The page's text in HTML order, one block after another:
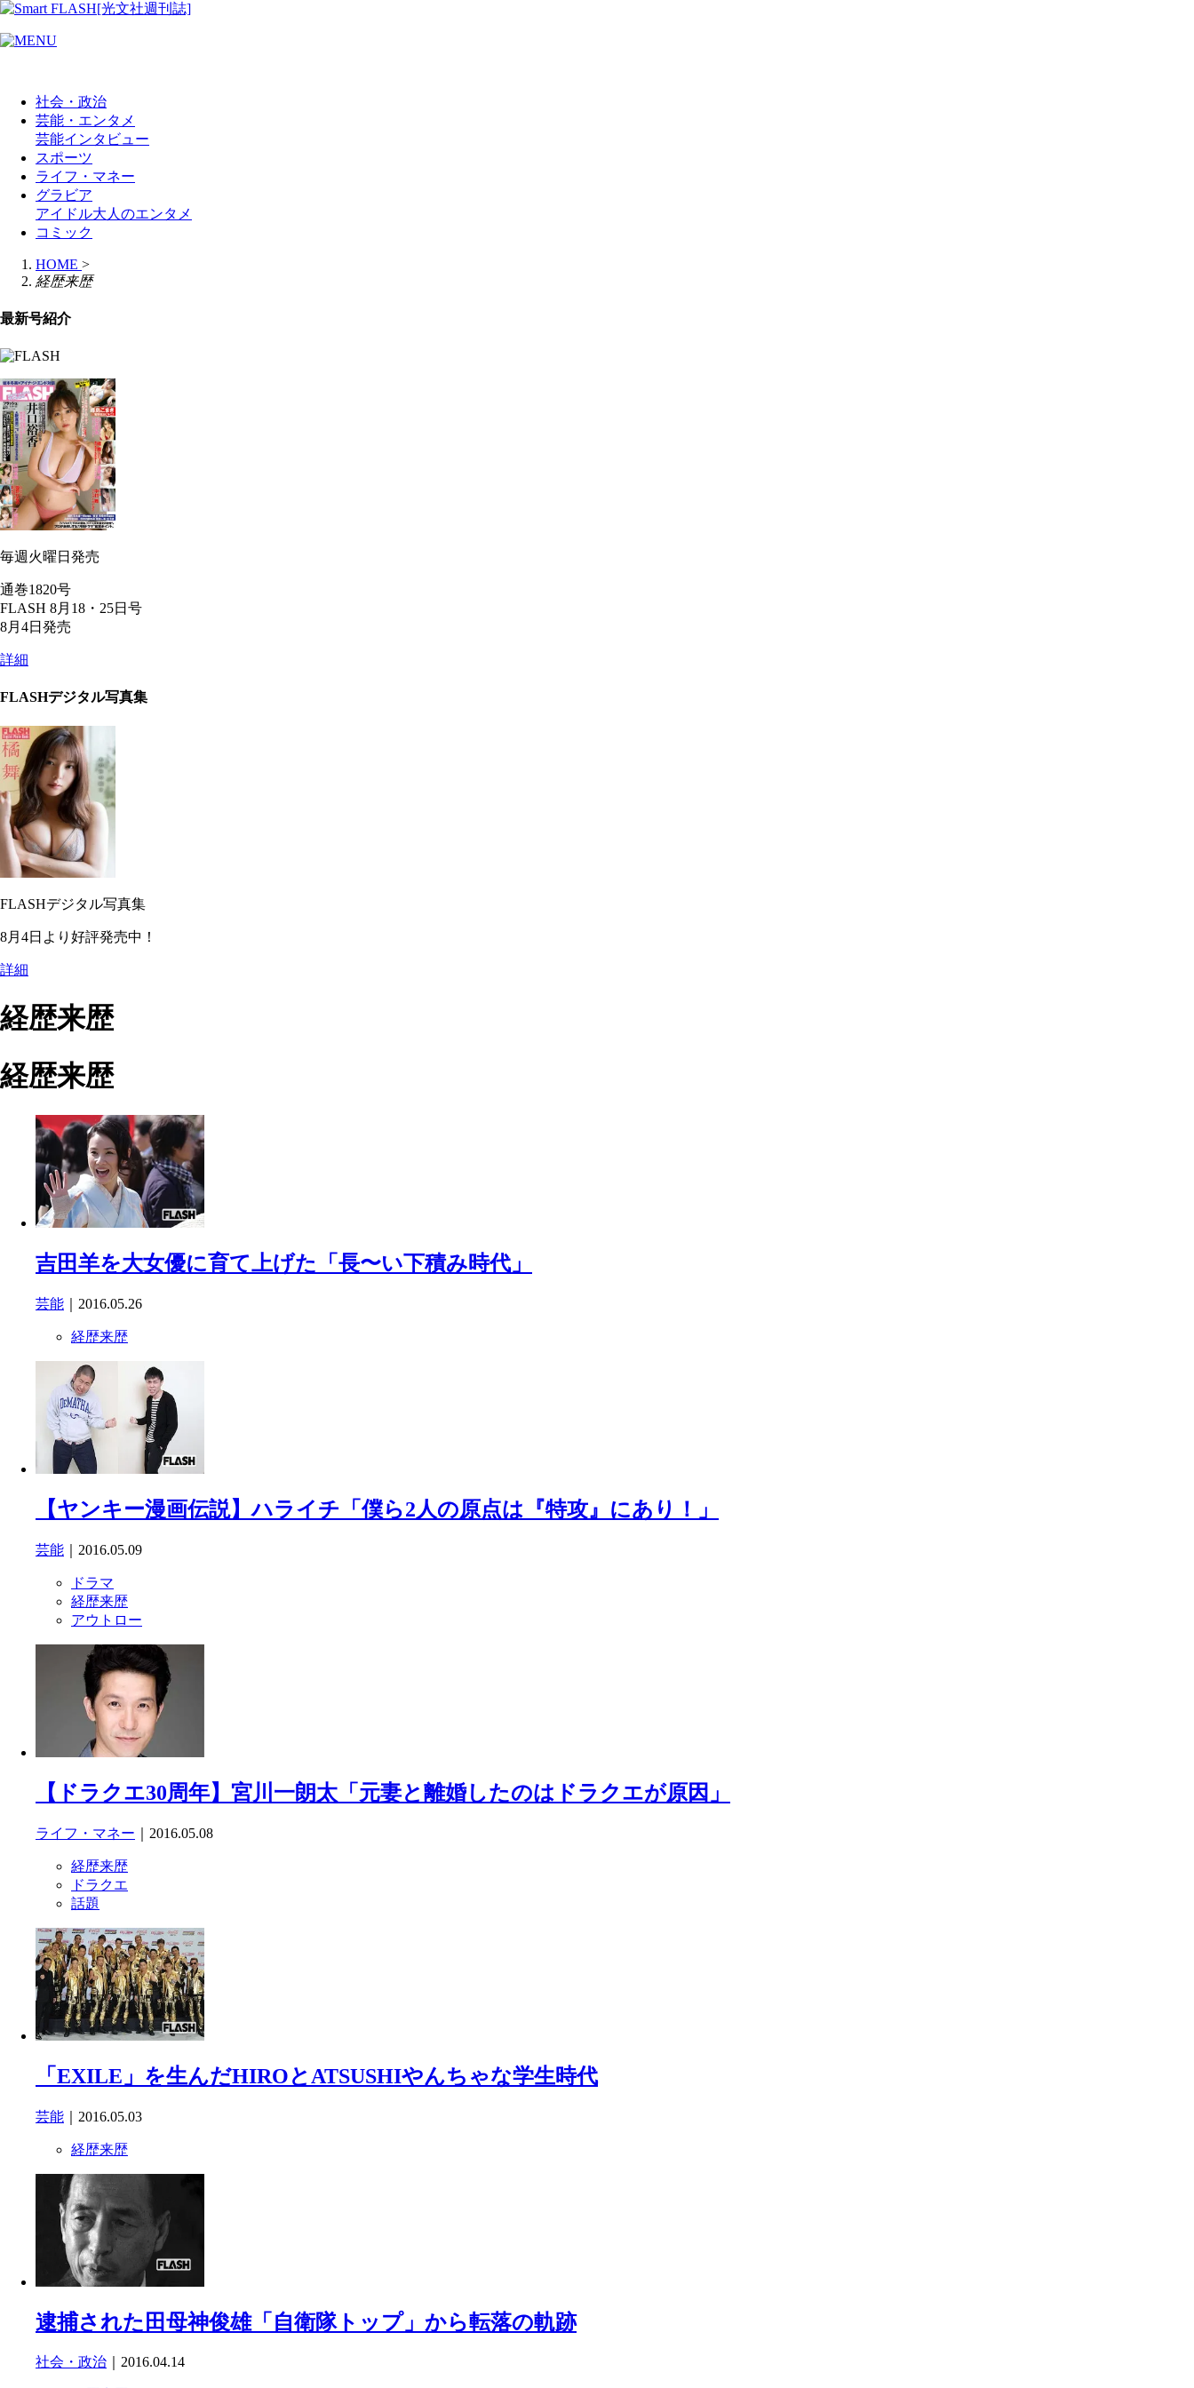
社会・政治
芸能・エンタメ
芸能インタビュー
スポーツ
ライフ・マネー
グラビア
アイドル大人のエンタメ
コミック
HOME >
経歴来歴
最新号紹介
毎週火曜日発売
通巻1820号
FLASH 8月18・25日号
8月4日発売
詳細
FLASHデジタル写真集
FLASHデジタル写真集
8月4日より好評発売中！
詳細
経歴来歴
経歴来歴
吉田羊を大女優に育て上げた「長〜い下積み時代」
芸能 ｜2016.05.26
経歴来歴
【ヤンキー漫画伝説】ハライチ「僕ら2人の原点は『特攻』にあり！」
芸能 ｜2016.05.09
ドラマ
経歴来歴
アウトロー
【ドラクエ30周年】宮川一朗太「元妻と離婚したのはドラクエが原因」
ライフ・マネー ｜2016.05.08
経歴来歴
ドラクエ
話題
「EXILE」を生んだHIROとATSUSHIやんちゃな学生時代
芸能 ｜2016.05.03
経歴来歴
逮捕された田母神俊雄「自衛隊トップ」から転落の軌跡
社会・政治 ｜2016.04.14